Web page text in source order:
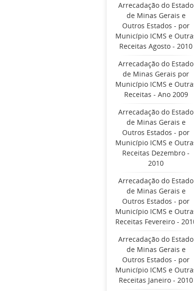
Arrecadação do Estado
de Minas Gerais e
Outros Estados - por
Município ICMS e
Receitas Agosto - 2010
Arrecadação do Estado
de Minas Gerais por
Município ICMS e
Receitas - Ano 2009
Arrecadação do Estado
de Minas Gerais e
Outros Estados - por
Município ICMS e
Receitas Dezembro -
2010
Arrecadação do Estado
de Minas Gerais e
Outros Estados - por
Município ICMS e
Receitas Fevereiro -
Arrecadação do Estado
de Minas Gerais e
Outros Estados - por
Município ICMS e
Receitas Janeiro - 2010